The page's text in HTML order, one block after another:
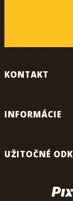
KONTAKT
INFORMÁCIE
UŽITOČNÉ